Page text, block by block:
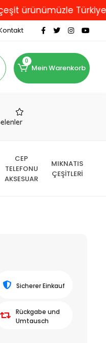
Türkiye'nin
0
Mein Warenkorb
CEP
TELEFONU
AKSESUAR
MIKNATIS
ÇEŞİTLERİ
Sicherer Einkauf
Rückgabe und
Umtausch